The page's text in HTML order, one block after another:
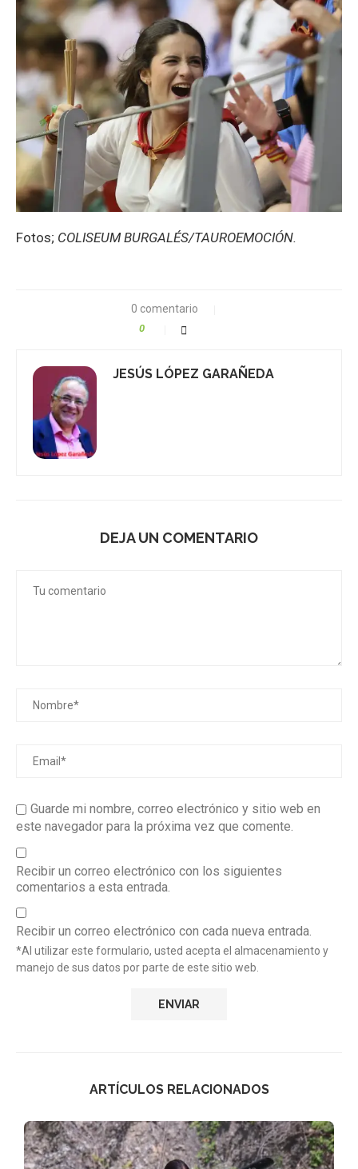
Fotos; COLISEUM BURGALÉS/TAUROEMOCIÓN.
0 comentario
0
JESÚS LÓPEZ GARAÑEDA
DEJA UN COMENTARIO
Guarde mi nombre, correo electrónico y sitio web en
este navegador para la próxima vez que comente.
Recibir un correo electrónico con los siguientes
comentarios a esta entrada.
Recibir un correo electrónico con cada nueva entrada.
*Al utilizar este formulario, usted acepta el almacenamiento y
manejo de sus datos por parte de este sitio web.
ARTÍCULOS RELACIONADOS